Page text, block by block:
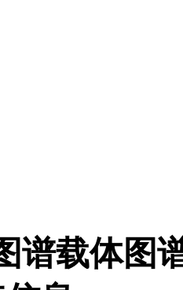
谱载体图